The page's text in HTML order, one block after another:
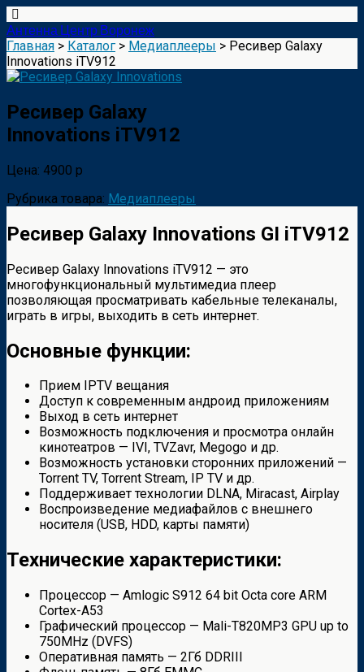
Антенна Центр Воронеж
Главная > Каталог > Медиаплееры > Ресивер Galaxy
Innovations iTV912
Ресивер Galaxy
Innovations iTV912
Цена: 4900 р
Рубрика товара: Медиаплееры
Ресивер Galaxy Innovations GI iTV912
Ресивер Galaxy Innovations iTV912 — это
многофункциональный мультимедиа плеер
позволяющая просматривать кабельные телеканалы,
играть в игры, выходить в сеть интернет.
Основные функции:
Прием IPTV вещания
Доступ к современным андроид приложениям
Выход в сеть интернет
Возможность подключения и просмотра онлайн
кинотеатров — IVI, TVZavr, Megogo и др.
Возможность установки сторонних приложений —
Torrent TV, Torrent Stream, IP TV и др.
Поддерживает технологии DLNA, Miracast, Airplay
Воспроизведение медиафайлов с внешнего
носителя (USB, HDD, карты памяти)
Технические характеристики:
Процессор — Amlogic S912 64 bit Octa core ARM
Cortex-A53
Графический процессор — Mali-T820MP3 GPU up to
750MHz (DVFS)
Оперативная память — 2Гб DDRIII